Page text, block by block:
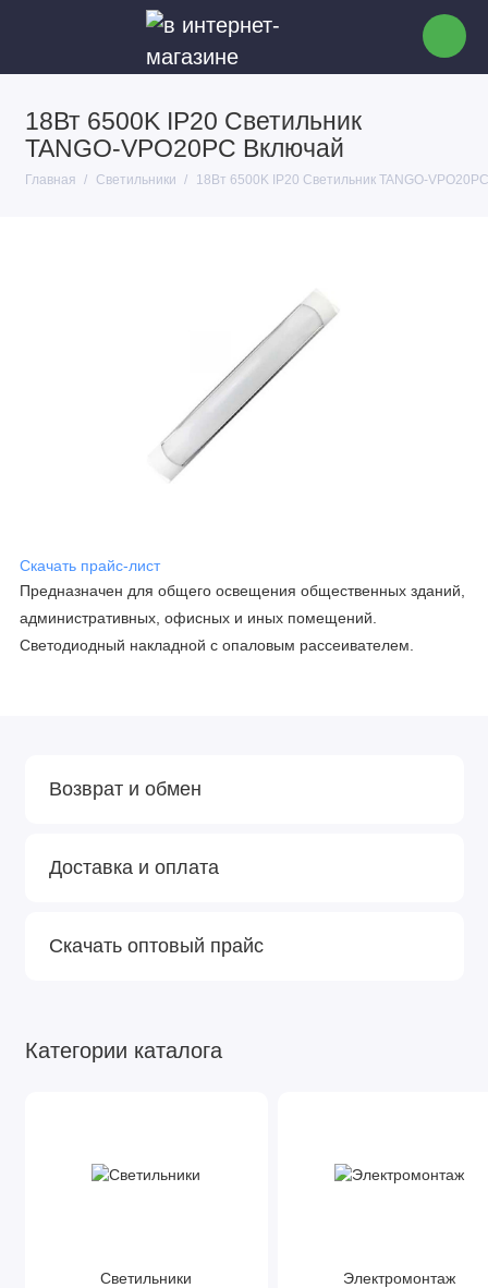
18Вт 6500K IP20 Светильник
TANGO-VPO20PC Включай
Главная Светильники 18Вт 6500K IP20 Светильник TANGO-
Скачать прайс-лист
Предназначен для общего освещения общественных зданий,
административных, офисных и иных помещений.
Светодиодный накладной с опаловым рассеивателем.
Возврат и обмен
Доставка и оплата
Скачать оптовый прайс
Категории каталога
Светильники Электромонтаж